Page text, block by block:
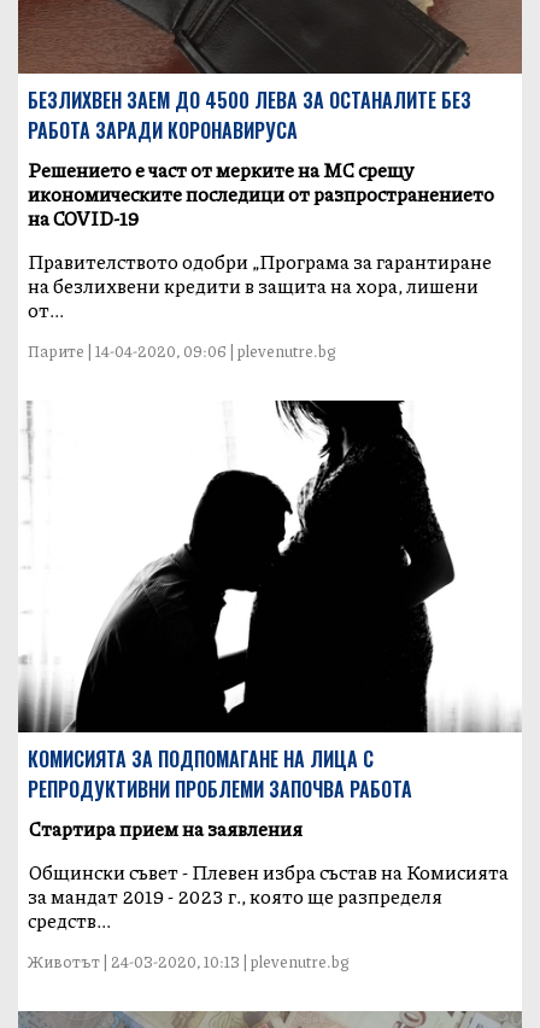
БЕЗЛИХВЕН ЗАЕМ ДО 4500 ЛЕВА ЗА ОСТАНАЛИТЕ БЕЗ
РАБОТА ЗАРАДИ КОРОНАВИРУСА
Решението е част от мерките на МС срещу
икономическите последици от разпространението
на COVID-19
Правителството одобри „Програма за гарантиране
на безлихвени кредити в защита на хора, лишени
от...
Парите | 14-04-2020, 09:06 | plevenutre.bg
КОМИСИЯТА ЗА ПОДПОМАГАНЕ НА ЛИЦА С
РЕПРОДУКТИВНИ ПРОБЛЕМИ ЗАПОЧВА РАБОТА
Стартира прием на заявления
Общински съвет - Плевен избра състав на Комисията
за мандат 2019 - 2023 г., която ще разпределя
средств...
Животът | 24-03-2020, 10:13 | plevenutre.bg